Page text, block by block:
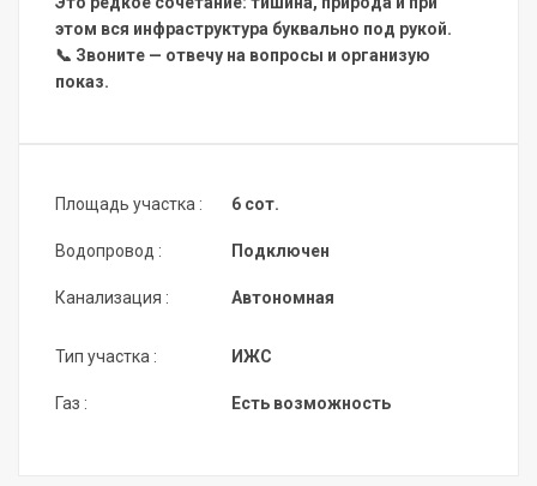
этом вся инфраструктура буквально под рукой.
📞 Звоните — отвечу на вопросы и организую
показ.
Площадь участка :
Водопровод :
Канализация :
6 сот.
Подключен
Автономная
Тип участка :
Газ :
ИЖС
Есть возможность